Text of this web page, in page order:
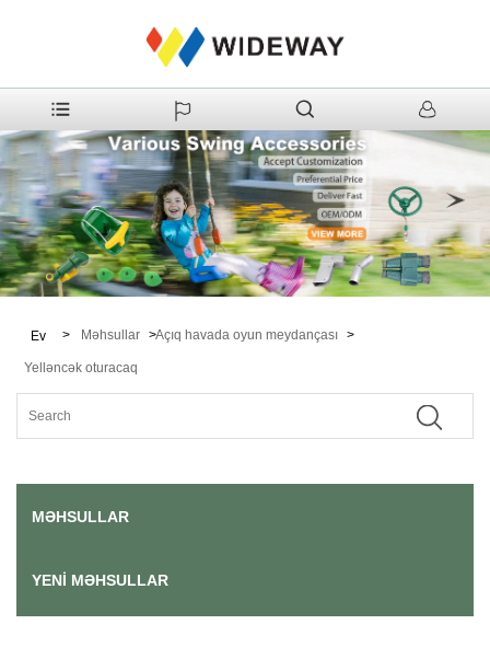
Ev > Məhsullar >Açıq havada oyun meydançası >
Yelləncək oturacaq
MƏHSULLAR
YENI MƏHSULLAR